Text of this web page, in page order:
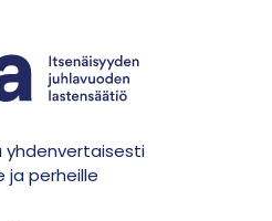
yhdenvertaisesti
ja perheille